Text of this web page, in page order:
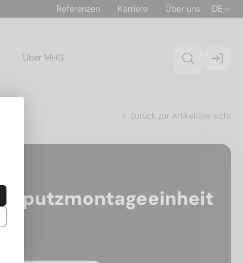
Referenzen Karriere Über uns DE
Über MHG
Zurück zur Artikelübersicht